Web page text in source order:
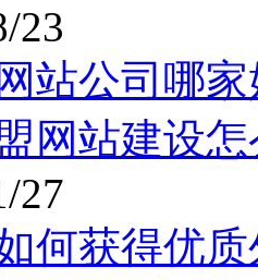
23
站公司哪家
网站建设
27
何获得优